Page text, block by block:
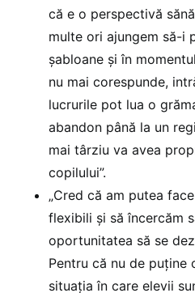
că e o perspectivă
multe ori ajungem să-i
șabloane și în
nu mai corespunde,
lucrurile pot lua o
abandon până la un
mai târziu va avea
copilului”.
„Cred că am putea
flexibili și să încercăm
oportunitatea să se
Pentru că nu de puține
situația în care elevii